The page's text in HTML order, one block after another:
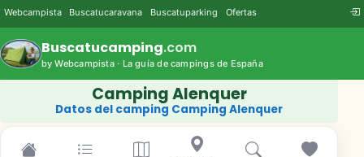
Webcampista Buscatucaravana Buscatuparking Ofertas
Buscatucamping.com
by Webcampista · La guía de campings de España
Camping Alenquer
Datos del camping Camping Alenquer